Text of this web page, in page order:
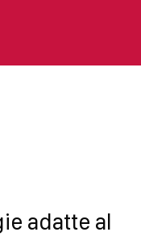
adatte al